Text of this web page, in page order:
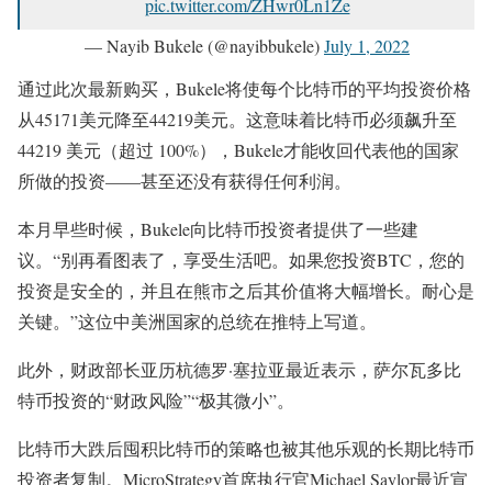
pic.twitter.com/ZHwr0Ln1Ze
— Nayib Bukele (@nayibbukele)July 1, 2022
通过此次最新购买，Bukele将使每个比特币的平均投资价格
从45171美元降至44219美元。这意味着比特币必须飙升至
44219 美元（超过 100%），Bukele才能收回代表他的国家
所做的投资——甚至还没有获得任何利润。
本月早些时候，Bukele向比特币投资者提供了一些建
议。“别再看图表了，享受生活吧。如果您投资BTC，您的
投资是安全的，并且在熊市之后其价值将大幅增长。耐心是
关键。”这位中美洲国家的总统在推特上写道。
此外，财政部长亚历杭德罗·塞拉亚最近表示，萨尔瓦多比
特币投资的“财政风险”“极其微小”。
比特币大跌后囤积比特币的策略也被其他乐观的长期比特币
投资者复制。MicroStrategy首席执行官Michael Saylor最近宣